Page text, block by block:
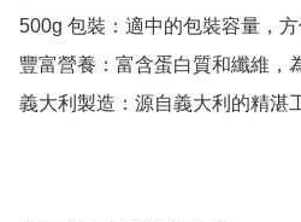
500g 包裝：適中的包裝容量，方
豐富營養：富含蛋白質和纖維，